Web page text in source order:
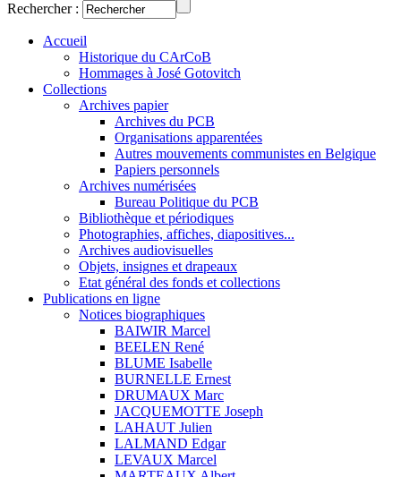
Rechercher :
Accueil
Historique du CArCoB
Hommages à José Gotovitch
Collections
Archives papier
Archives du PCB
Organisations apparentées
Autres mouvements communistes en Belgique
Papiers personnels
Archives numérisées
Bureau Politique du PCB
Bibliothèque et périodiques
Photographies, affiches, diapositives...
Archives audiovisuelles
Objets, insignes et drapeaux
Etat général des fonds et collections
Publications en ligne
Notices biographiques
BAIWIR Marcel
BEELEN René
BLUME Isabelle
BURNELLE Ernest
DRUMAUX Marc
JACQUEMOTTE Joseph
LAHAUT Julien
LALMAND Edgar
LEVAUX Marcel